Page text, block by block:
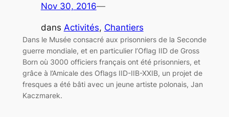
Nov 30, 2016—
dans Activités, Chantiers
Dans le Musée consacré aux prisonniers de la Seconde
guerre mondiale, et en particulier l’Oflag IID de Gross
Born où 3000 officiers français ont été prisonniers, et
grâce à l’Amicale des Oflags IID-IIB-XXIB, un projet de
fresques a été bâti avec un jeune artiste polonais, Jan
Kaczmarek.